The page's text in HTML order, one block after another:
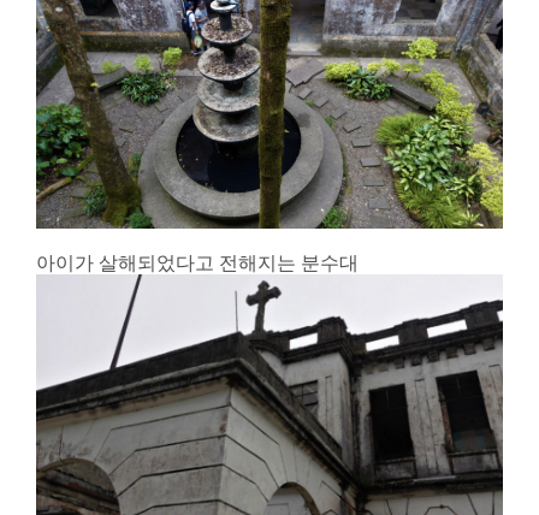
아이가 살해되었다고 전해지는 분수대